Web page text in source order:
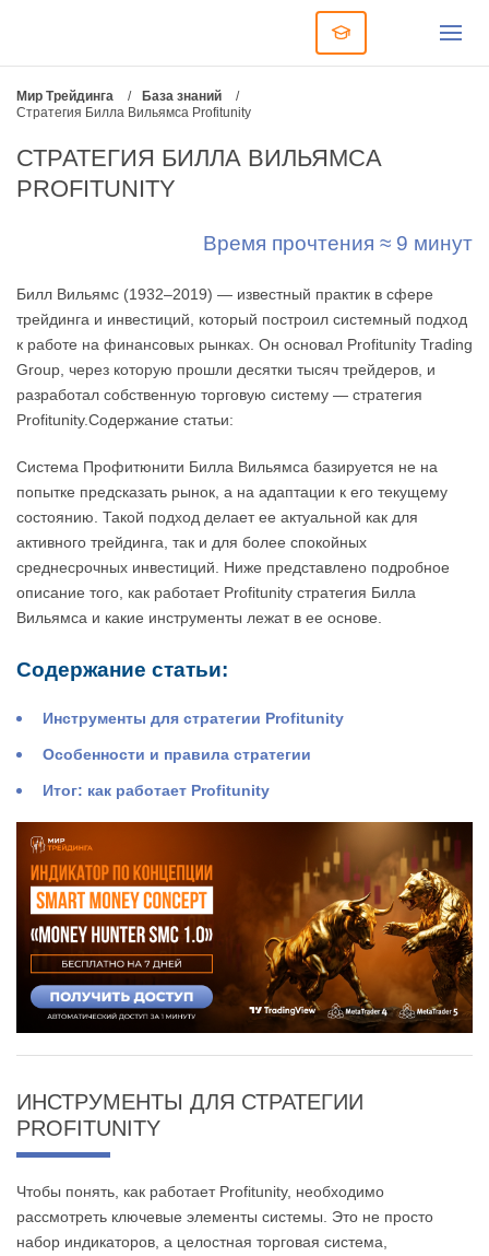
Мир Трейдинга / База знаний
/
Стратегия Билла Вильямса Profitunity
СТРАТЕГИЯ БИЛЛА ВИЛЬЯМСА
PROFITUNITY
Время прочтения ≈ 9 минут
Билл Вильямс (1932–2019) — известный практик в сфере
трейдинга и инвестиций, который построил системный подход
к работе на финансовых рынках. Он основал Profitunity Trading
Group, через которую прошли десятки тысяч трейдеров, и
разработал собственную торговую систему — стратегия
Profitunity.Содержание статьи:
Система Профитюнити Билла Вильямса базируется не на
попытке предсказать рынок, а на адаптации к его текущему
состоянию. Такой подход делает ее актуальной как для
активного трейдинга, так и для более спокойных
среднесрочных инвестиций. Ниже представлено подробное
описание того, как работает Profitunity стратегия Билла
Вильямса и какие инструменты лежат в ее основе.
Содержание статьи:
Инструменты для стратегии Profitunity
Особенности и правила стратегии
Итог: как работает Profitunity
ИНСТРУМЕНТЫ ДЛЯ СТРАТЕГИИ
PROFITUNITY
Чтобы понять, как работает Profitunity, необходимо
рассмотреть ключевые элементы системы. Это не просто
набор индикаторов, а целостная торговая система,